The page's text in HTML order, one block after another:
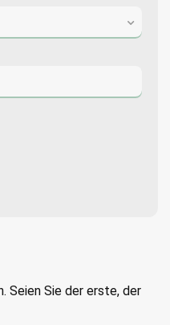
Seien Sie der erste, der